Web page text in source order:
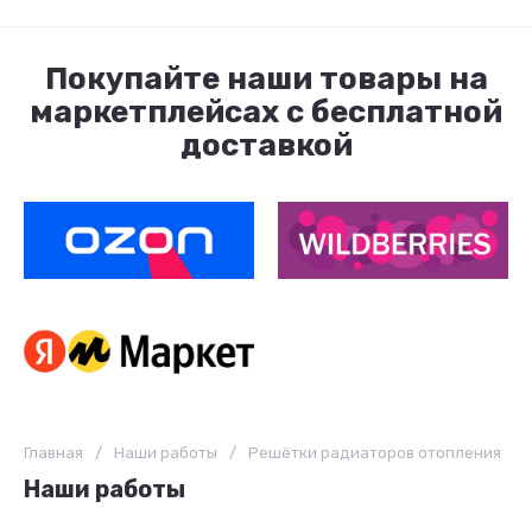
Покупайте наши товары на
маркетплейсах с бесплатной
доставкой
Главная / Наши работы / Решётки радиаторов отопления
Наши работы